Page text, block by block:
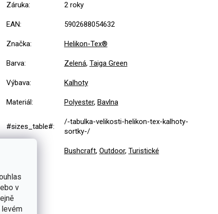
v
levém
Záruka: 2 roky
EAN: 5902688054632
Značka: Helikon-Tex®
Barva: Zelená, Taiga Green
Výbava: Kalhoty
Materiál: Polyester, Bavlna
#sizes_table#:
/-tabulka-velikosti-helikon-tex-kalhoty-
sortky-/
Bushcraft, Outdoor, Turistické